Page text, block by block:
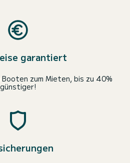
garantiert
Booten zum Mieten, bis zu 40%
günstiger!